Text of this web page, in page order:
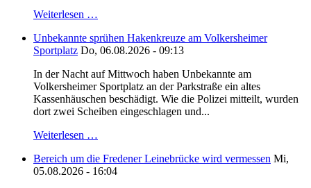
Weiterlesen …
Unbekannte sprühen Hakenkreuze am Volkersheimer
Sportplatz Do, 06.08.2026 - 09:13
In der Nacht auf Mittwoch haben Unbekannte am
Volkersheimer Sportplatz an der Parkstraße ein altes
Kassenhäuschen beschädigt. Wie die Polizei mitteilt, wurden
dort zwei Scheiben eingeschlagen und...
Weiterlesen …
Bereich um die Fredener Leinebrücke wird vermessen Mi,
05.08.2026 - 16:04